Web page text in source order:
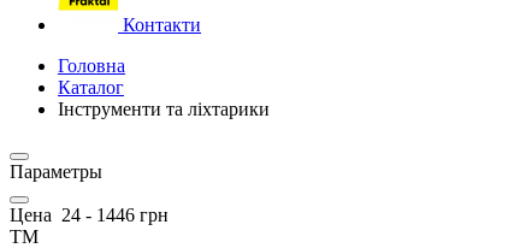
Контакти
Головна
Каталог
Інструменти та ліхтарики
Параметры
Цена 24 - 1446 грн
ТМ